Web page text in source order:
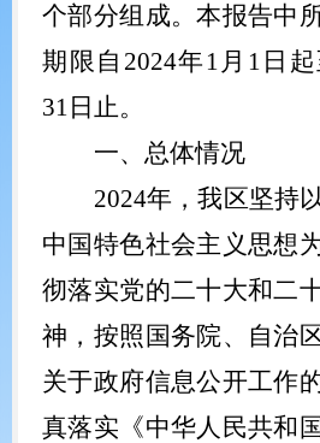
个部分组成。本报告中
期限自 2024年 1 月 1 日
31 日止。
一、总体情况
2024年，我区坚持
中国特色社会主义思想
彻落实党的二十大和二
神，按照国务院、自治
关于政府信息公开工作
真落实《中华人民共和